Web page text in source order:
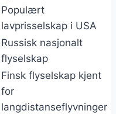
Populært
lavprisselskap i USA
Russisk nasjonalt
flyselskap
Finsk flyselskap kjent
for
langdistanseflyvninger